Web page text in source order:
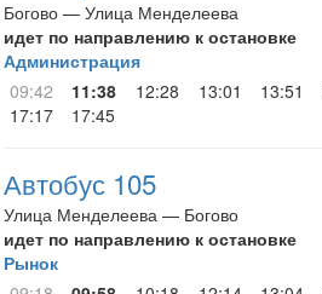
Богово — Улица Менделеева
идет по направлению к остановке
Администрация
09:42
11:38 12:28 13:01 13:51
17:17
17:45
Автобус 105
Улица Менделеева — Богово
идет по направлению к остановке
Рынок